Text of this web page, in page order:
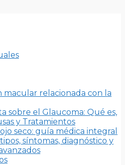
macular relacionada con la
sobre el Glaucoma: Qué es,
y Tratamientos
seco: guía médica integral
síntomas, diagnóstico y